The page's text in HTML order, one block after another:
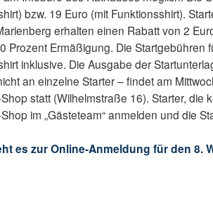
bzw. 19 Euro (mit Funktionsshirt).
erhalten einen Rabatt von 2
Prozent Ermäßigung. Die Startgebühren
inklusive. Die Ausgabe der
an einzelne Starter – findet am
statt (Wilhelmstraße 16). Starter, die
im „Gästeteam“ anmelden und die
es zur Online-Anmeldung für den 8.